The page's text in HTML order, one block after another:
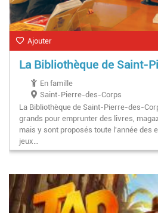
Ajouter
La Bibliothèque de Saint-
En famille
Saint-Pierre-des-Corps
La Bibliothèque de Saint-Pierre-des-
grands pour emprunter des livres,
mais y sont proposés toute l'année des
jeux…